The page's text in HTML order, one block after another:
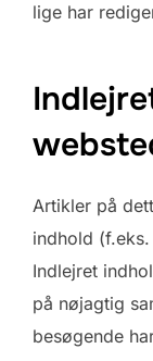
lige har
Artikler på
indhold
Indlejret
på nøjagtig
besøgende